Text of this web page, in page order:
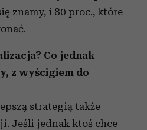
znamy, i 80 proc., które
Co jednak
z wyścigiem do
strategią także
Jeśli jednak ktoś chce